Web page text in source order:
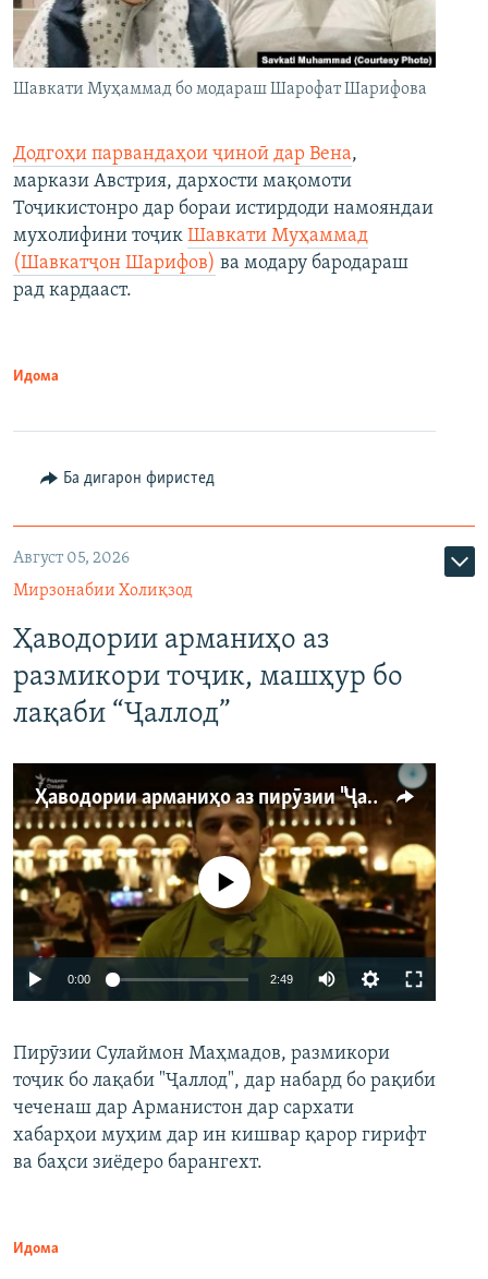
Шавкати Муҳаммад бо модараш Шарофат Шарифова
Додгоҳи парвандаҳои ҷиноӣ дар Вена,
маркази Австрия, дархости мақомоти
Тоҷикистонро дар бораи истирдоди намояндаи
мухолифини тоҷик Шавкати Муҳаммад
(Шавкатҷон Шарифов) ва модару бародараш
рад кардааст.
Идома
Ба дигарон фиристед
Август 05, 2026
Мирзонабии Холиқзод
Ҳаводории арманиҳо аз
размикори тоҷик, машҳур бо
лақаби “Ҷаллод”
Ҳаводории арманиҳо аз пирӯзии "Ҷаллод"-и тоҷик
Auto 240p 360p 480p
720p 1080p
Феълан кор намекунад
0:00 2:49
360p
480p
Пирӯзии Сулаймон Маҳмадов, размикори
тоҷик бо лақаби "Ҷаллод", дар набард бо рақиби
чеченаш дар Арманистон дар сархати
хабарҳои муҳим дар ин кишвар қарор гирифт
ва баҳси зиёдеро барангехт.
Идома